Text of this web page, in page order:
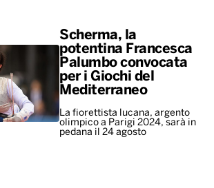
Scherma, la
potentina Francesca
Palumbo convocata
per i Giochi del
Mediterraneo
La fiorettista lucana, argento
olimpico a Parigi 2024, sarà in
pedana il 24 agosto